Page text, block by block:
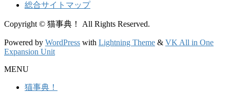
総合サイトマップ
Copyright © 猫事典！ All Rights Reserved.
Powered by WordPress with Lightning Theme & VK All in One
Expansion Unit
MENU
猫事典！